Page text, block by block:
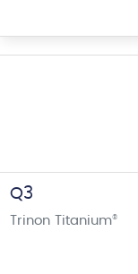
Q3
Trinon Titanium®